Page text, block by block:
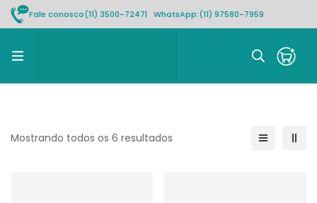
Fale conosco(11) 3500-7247| WhatsApp:(11) 97580-7959
Mostrando todos os 6 resultados